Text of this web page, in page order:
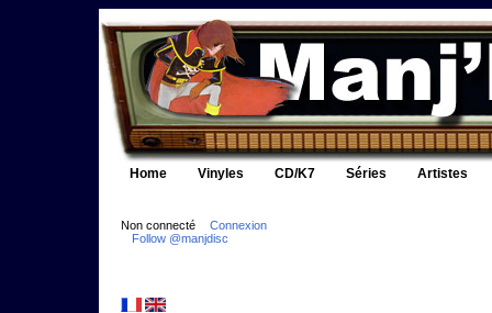
Home Vinyles CD/K7 Séries Artistes
Non connecté
Connexion
Follow @manjdisc